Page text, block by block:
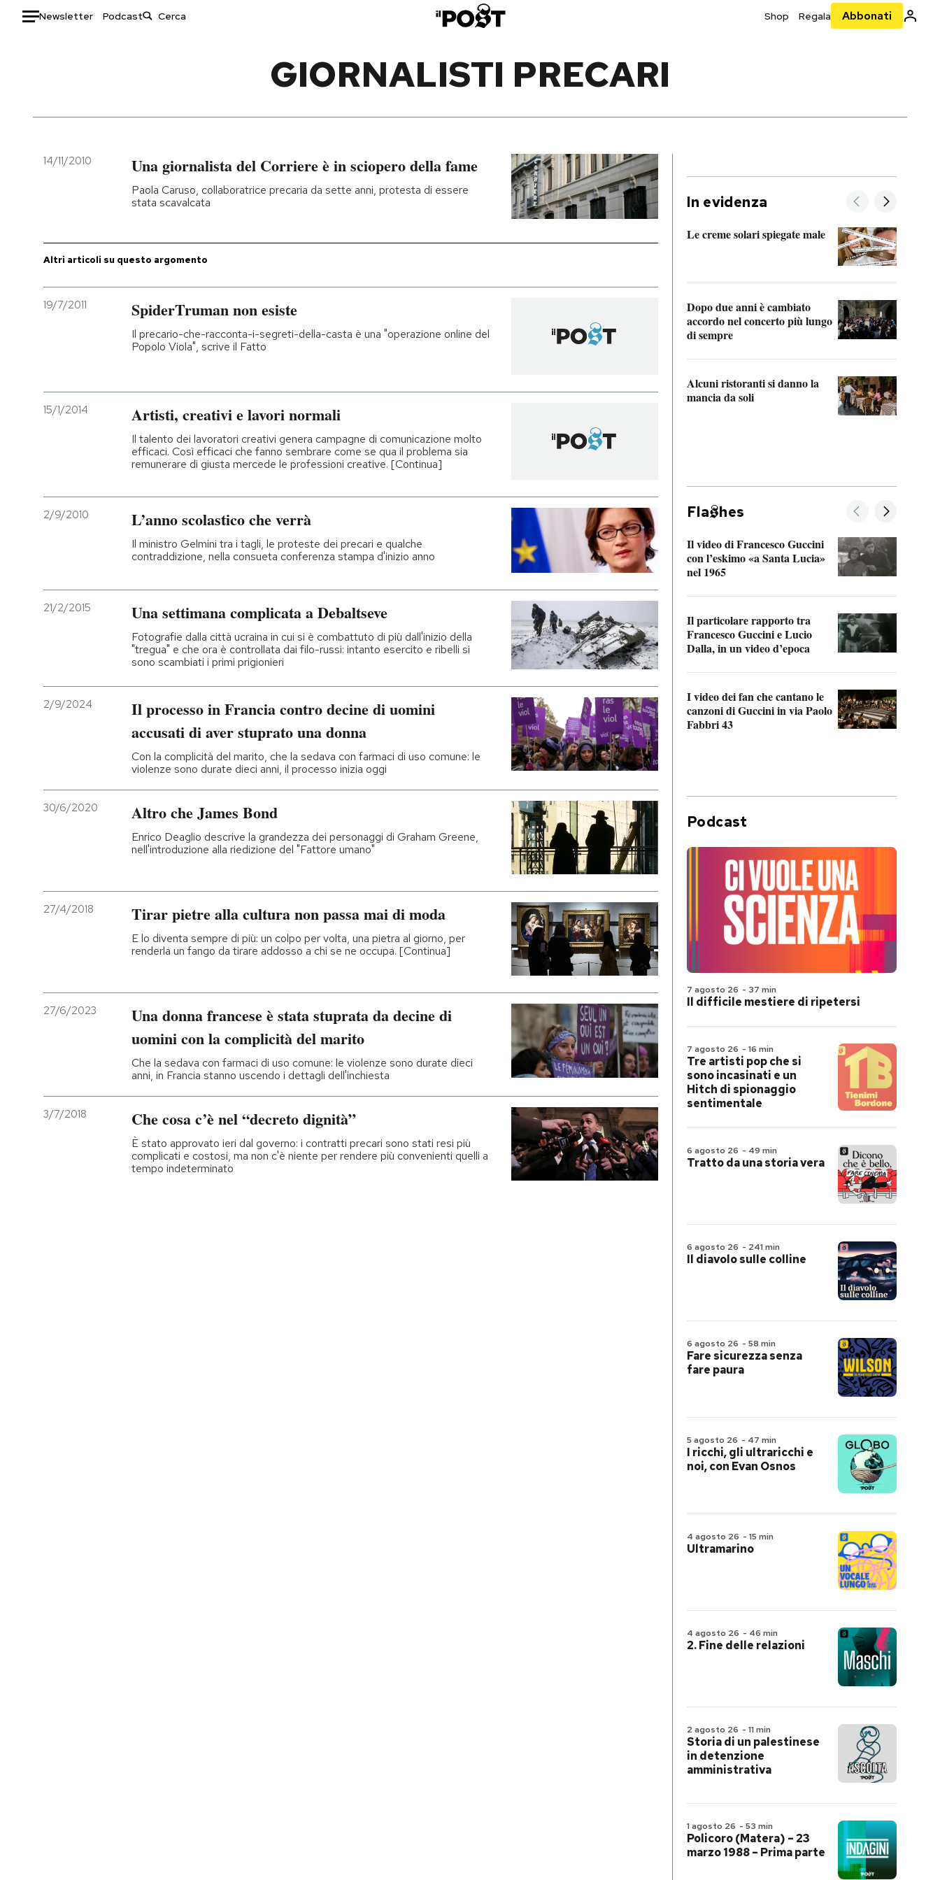
Newsletter Podcast Shop Regala Abbonati
Italia
Politica
Economia
Moda
Ok Boomer!
Altrecose
Entra
GIORNALISTI PRECARI
14/11/2010 Una giornalista del Corriere è in sciopero della fame
Paola Caruso, collaboratrice precaria da sette anni, protesta di essere
stata scavalcata
Altri articoli su questo argomento
19/7/2011 SpiderTruman non esiste
Il precario-che-racconta-i-segreti-della-casta è una "operazione online del
Popolo Viola", scrive il Fatto
15/1/2014 Artisti, creativi e lavori normali
Il talento dei lavoratori creativi genera campagne di comunicazione molto
efficaci. Così efficaci che fanno sembrare come se qua il problema sia
remunerare di giusta mercede le professioni creative. [Continua]
2/9/2010 L’anno scolastico che verrà
Il ministro Gelmini tra i tagli, le proteste dei precari e qualche
contraddizione, nella consueta conferenza stampa d'inizio anno
21/2/2015 Una settimana complicata a Debaltseve
Fotografie dalla città ucraina in cui si è combattuto di più dall'inizio della
"tregua" e che ora è controllata dai filo-russi: intanto esercito e ribelli si
sono scambiati i primi prigionieri
2/9/2024
Il processo in Francia contro decine di uomini
accusati di aver stuprato una donna
Con la complicità del marito, che la sedava con farmaci di uso comune: le
violenze sono durate dieci anni, il processo inizia oggi
30/6/2020 Altro che James Bond
Enrico Deaglio descrive la grandezza dei personaggi di Graham Greene,
nell'introduzione alla riedizione del "Fattore umano"
27/4/2018 T​irar pietre alla cultura non passa mai di moda
E lo diventa sempre di più: un colpo per volta, una pietra al giorno, per
renderla un fango da tirare addosso a chi se ne occupa. [Continua]
27/6/2023
Una donna francese è stata stuprata da decine di
uomini con la complicità del marito
Che la sedava con farmaci di uso comune: le violenze sono durate dieci
anni, in Francia stanno uscendo i dettagli dell'inchiesta
3/7/2018 Che cosa c’è nel “decreto dignità”
È stato approvato ieri dal governo: i contratti precari sono stati resi più
complicati e costosi, ma non c'è niente per rendere più convenienti quelli a
tempo indeterminato
In evidenza
Le creme solari spiegate male
Dopo due anni è cambiato
accordo nel concerto più lungo
di sempre
Alcuni ristoranti si danno la
mancia da soli
Fla hes
Il video di Francesco Guccini
con l’eskimo «a Santa Lucia»
nel 1965
Il particolare rapporto tra
Francesco Guccini e Lucio
Dalla, in un video d’epoca
I video dei fan che cantano le
canzoni di Guccini in via Paolo
Fabbri 43
Podcast
7 agosto 26 - 37 min
Il difficile mestiere di ripetersi
7 agosto 26 - 16 min
Tre artisti pop che si
sono incasinati e un
Hitch di spionaggio
sentimentale
6 agosto 26 - 49 min
Tratto da una storia vera
6 agosto 26 - 241 min
Il diavolo sulle colline
6 agosto 26 - 58 min
Fare sicurezza senza
fare paura
5 agosto 26 - 47 min
I ricchi, gli ultraricchi e
noi, con Evan Osnos
4 agosto 26 - 15 min
Ultramarino
4 agosto 26 - 46 min
2. Fine delle relazioni
2 agosto 26 - 11 min
Storia di un palestinese
in detenzione
amministrativa
1 agosto 26 - 53 min
Policoro (Matera) – 23
marzo 1988 – Prima parte